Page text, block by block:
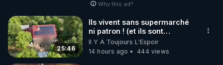
Why this ad?
25:46
Ils vivent sans supermarché
ni patron ! (et ils sont
heureux)
Il Y A Toujours L'Espoir
14 hours ago
444 views